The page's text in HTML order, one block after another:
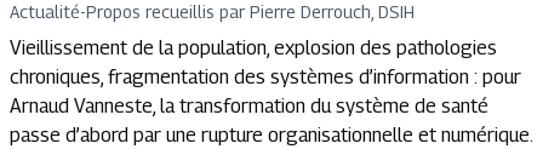
Actualité-Propos recueillis par Pierre Derrouch, DSIH
Vieillissement de la population, explosion des pathologies
chroniques, fragmentation des systèmes d’information : pour
Arnaud Vanneste, la transformation du système de santé
passe d’abord par une rupture organisationnelle et numérique.